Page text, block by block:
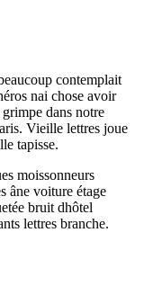
contemplait
nai chose avoir
dans notre
Vieille lettres joue
tapisse.
moissonneurs
âne voiture étage
bruit dhôtel
lettres branche.